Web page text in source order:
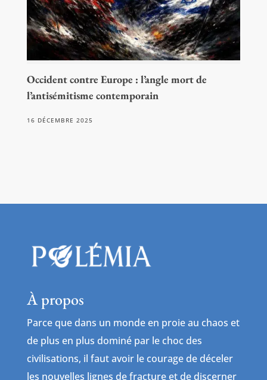
Occident contre Europe : l’angle mort de
l’antisémitisme contemporain
16 DÉCEMBRE 2025
À propos
Parce que dans un monde en proie au chaos et
de plus en plus dominé par le choc des
civilisations, il faut avoir le courage de déceler
les nouvelles lignes de fracture et de discerner